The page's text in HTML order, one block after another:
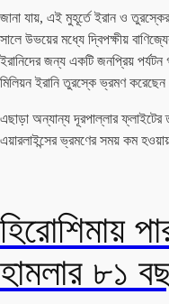
জানা যায়, এই মুহূর্তে ইরান ও
সালে উভয়ের মধ্যে দ্বিপক্ষীয়
ইরানিদের জন্য একটি জনপ্রিয়
মিলিয়ন ইরানি তুরস্কে ভ্রমণ
এছাড়া অন্যান্য দূরপাল্লার ফ্লাইটের
এয়ারলাইন্সের ভ্রমণের সময় কম
হিরোশিমায়
হামলার ৮১